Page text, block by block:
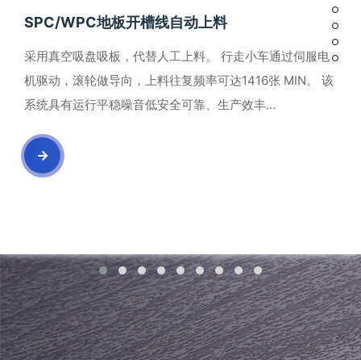
SPC/WPC地板开槽线自动上料
采用真空吸盘吸板，代替人工上料。 行走小车通过伺服电
机驱动，滚轮做导向，上料往复频率可达1416张 MIN。 该
系统具有运行平稳噪音低安全可靠、生产效丰...